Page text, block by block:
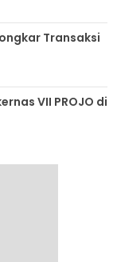
Transaksi
VII PROJO di